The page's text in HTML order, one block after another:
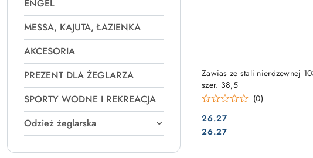
ENGEL
MESSA, KAJUTA, ŁAZIENKA
AKCESORIA
PREZENT DLA ŻEGLARZA
SPORTY WODNE I REKREACJA
Odzież żeglarska
Zawias ze stali nierdzewnej
szer. 38,5
(0)
Cena:
26.27
Cena:
26.27
DO